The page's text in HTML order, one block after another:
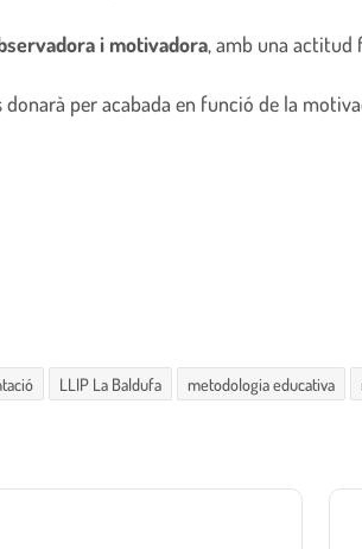
i motivadora, amb una actitud
per acabada en funció de la
LLIP La Baldufa metodologia educativa